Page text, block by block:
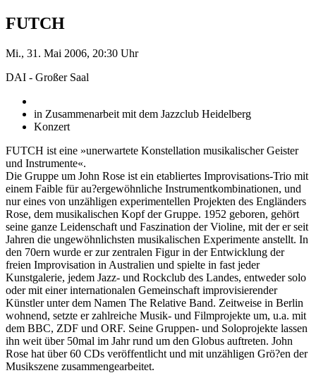
FUTCH
Mi., 31. Mai 2006, 20:30 Uhr
DAI - Großer Saal
in Zusammenarbeit mit dem Jazzclub Heidelberg
Konzert
FUTCH ist eine »unerwartete Konstellation musikalischer Geister
und Instrumente«.
Die Gruppe um John Rose ist ein etabliertes Improvisations-Trio mit
einem Faible für au?ergewöhnliche Instrumentkombinationen, und
nur eines von unzähligen experimentellen Projekten des Engländers
Rose, dem musikalischen Kopf der Gruppe. 1952 geboren, gehört
seine ganze Leidenschaft und Faszination der Violine, mit der er seit
Jahren die ungewöhnlichsten musikalischen Experimente anstellt. In
den 70ern wurde er zur zentralen Figur in der Entwicklung der
freien Improvisation in Australien und spielte in fast jeder
Kunstgalerie, jedem Jazz- und Rockclub des Landes, entweder solo
oder mit einer internationalen Gemeinschaft improvisierender
Künstler unter dem Namen The Relative Band. Zeitweise in Berlin
wohnend, setzte er zahlreiche Musik- und Filmprojekte um, u.a. mit
dem BBC, ZDF und ORF. Seine Gruppen- und Soloprojekte lassen
ihn weit über 50mal im Jahr rund um den Globus auftreten. John
Rose hat über 60 CDs veröffentlicht und mit unzähligen Grö?en der
Musikszene zusammengearbeitet.